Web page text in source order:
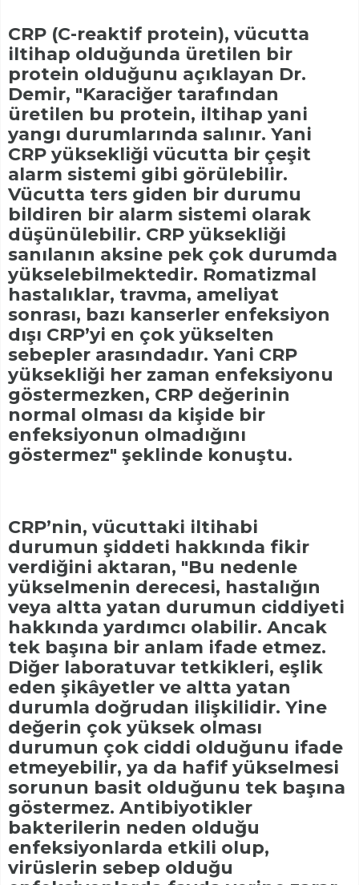
CRP (C-reaktif protein), vücutta
iltihap olduğunda üretilen bir
protein olduğunu açıklayan Dr.
Demir, "Karaciğer tarafından
üretilen bu protein, iltihap yani
yangı durumlarında salınır. Yani
CRP yüksekliği vücutta bir çeşit
alarm sistemi gibi görülebilir.
Vücutta ters giden bir durumu
bildiren bir alarm sistemi olarak
düşünülebilir. CRP yüksekliği
sanılanın aksine pek çok durumda
yükselebilmektedir. Romatizmal
hastalıklar, travma, ameliyat
sonrası, bazı kanserler enfeksiyon
dışı CRP’yi en çok yükselten
sebepler arasındadır. Yani CRP
yüksekliği her zaman enfeksiyonu
göstermezken, CRP değerinin
normal olması da kişide bir
enfeksiyonun olmadığını
göstermez" şeklinde konuştu.
CRP’nin, vücuttaki iltihabi
durumun şiddeti hakkında fikir
verdiğini aktaran, "Bu nedenle
yükselmenin derecesi, hastalığın
veya altta yatan durumun ciddiyeti
hakkında yardımcı olabilir. Ancak
tek başına bir anlam ifade etmez.
Diğer laboratuvar tetkikleri, eşlik
eden şikâyetler ve altta yatan
durumla doğrudan ilişkilidir. Yine
değerin çok yüksek olması
durumun çok ciddi olduğunu ifade
etmeyebilir, ya da hafif yükselmesi
sorunun basit olduğunu tek başına
göstermez. Antibiyotikler
bakterilerin neden olduğu
enfeksiyonlarda etkili olup,
virüslerin sebep olduğu